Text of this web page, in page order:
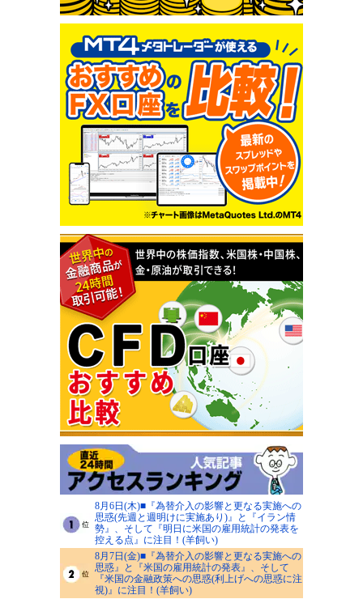
8月6日(木)■『為替介入の影響と更なる実施への
思惑(先週と週明けに実施あり)』と『イラン情
勢』、そして『明日に米国の雇用統計の発表を
控える点』に注目！(羊飼い)
8月7日(金)■『為替介入の影響と更なる実施への
思惑』と『米国の雇用統計の発表』、そして
『米国の金融政策への思惑(利上げへの思惑に注
視)』に注目！(羊飼い)